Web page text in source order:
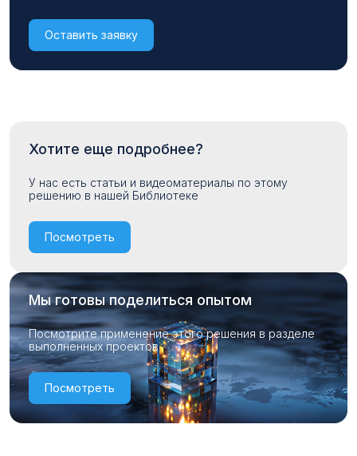
Оставить заявку
Хотите еще подробнее?
У нас есть статьи и видеоматериалы по этому
решению в нашей Библиотеке
Посмотреть
Мы готовы поделиться опытом
Посмотрите применение этого решения в разделе
выполненных проектов
Посмотреть